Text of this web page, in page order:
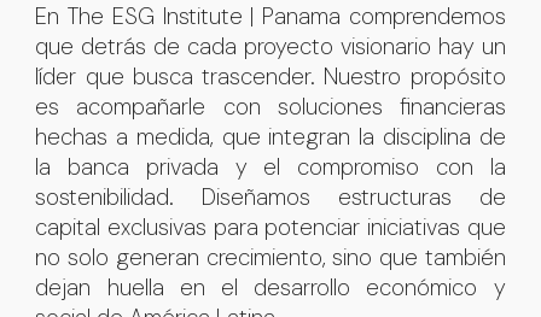
En The ESG Institute | Panama comprendemos
que detrás de cada proyecto visionario hay un
líder que busca trascender. Nuestro propósito
es acompañarle con soluciones financieras
hechas a medida, que integran la disciplina de
la banca privada y el compromiso con la
sostenibilidad. Diseñamos estructuras de
capital exclusivas para potenciar iniciativas que
no solo generan crecimiento, sino que también
dejan huella en el desarrollo económico y